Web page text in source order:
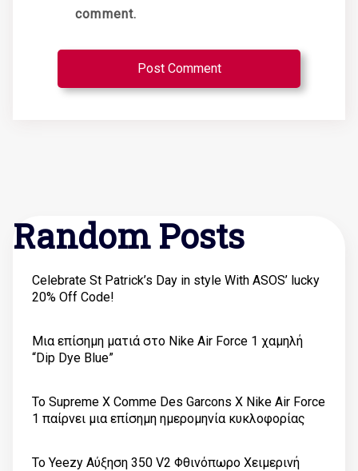
comment.
Random Posts
Celebrate St Patrick’s Day in style With ASOS’ lucky
20% Off Code!
Μια επίσημη ματιά στο Nike Air Force 1 χαμηλή
“Dip Dye Blue”
Το Supreme X Comme Des Garcons X Nike Air Force
1 παίρνει μια επίσημη ημερομηνία κυκλοφορίας
Το Yeezy Αύξηση 350 V2 Φθινόπωρο Χειμερινή